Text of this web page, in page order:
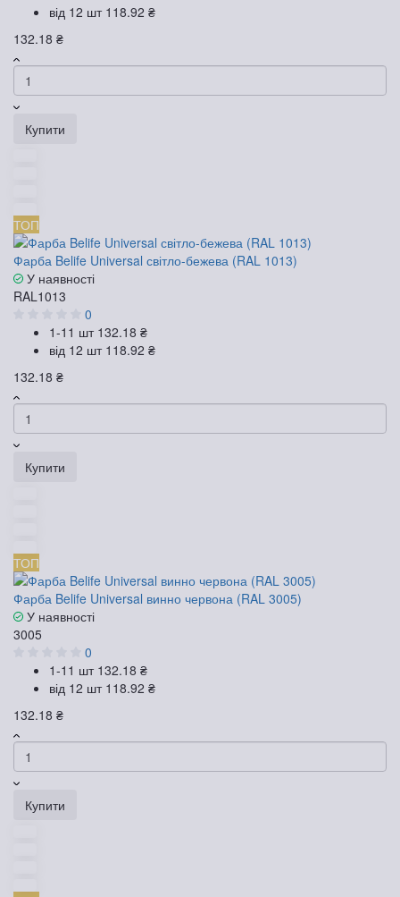
від 12 шт 118.92 ₴
132.18 ₴
Купити
ТОП
Фарба Belife Universal світло-бежева (RAL 1013)
У наявності
RAL1013
0
1-11 шт 132.18 ₴
від 12 шт 118.92 ₴
132.18 ₴
Купити
ТОП
Фарба Belife Universal винно червона (RAL 3005)
У наявності
3005
0
1-11 шт 132.18 ₴
від 12 шт 118.92 ₴
132.18 ₴
Купити